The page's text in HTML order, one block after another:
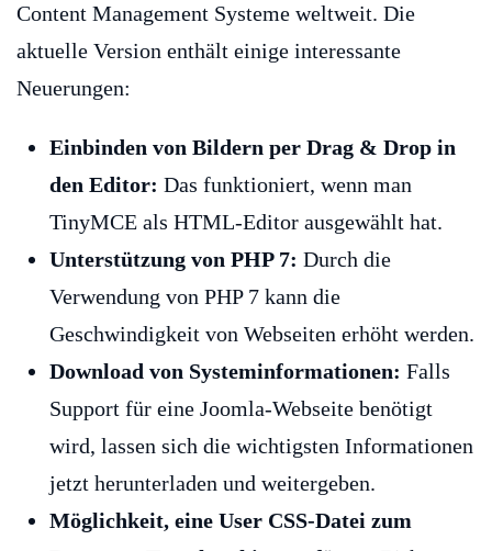
Content Management Systeme weltweit. Die
aktuelle Version enthält einige interessante
Neuerungen:
Einbinden von Bildern per Drag & Drop in
den Editor: Das funktioniert, wenn man
TinyMCE als HTML-Editor ausgewählt hat.
Unterstützung von PHP 7: Durch die
Verwendung von PHP 7 kann die
Geschwindigkeit von Webseiten erhöht werden.
Download von Systeminformationen: Falls
Support für eine Joomla-Webseite benötigt
wird, lassen sich die wichtigsten Informationen
jetzt herunterladen und weitergeben.
Möglichkeit, eine User CSS-Datei zum